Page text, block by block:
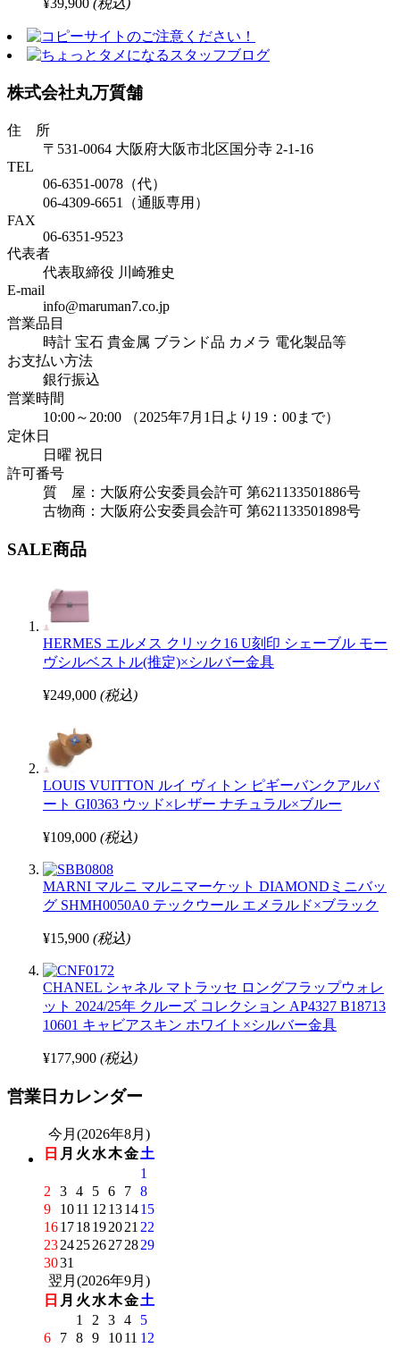
株式会社丸万質舗
住 所
〒531-0064 大阪府大阪市北区国分寺 2-1-16
TEL
06-6351-0078（代）
06-4309-6651（通販専用）
FAX
06-6351-9523
代表者
代表取締役 川崎雅史
E-mail
info@maruman7.co.jp
営業品目
時計 宝石 貴金属 ブランド品 カメラ 電化製品等
お支払い方法
銀行振込
営業時間
10:00～20:00 （2025年7月1日より19：00まで）
定休日
日曜 祝日
許可番号
質 屋：大阪府公安委員会許可 第621133501886号
古物商：大阪府公安委員会許可 第621133501898号
SALE商品
HERMES エルメス クリック16 U刻印 シェーブル モー
ヴシルベストル(推定)×シルバー金具
¥249,000 (税込)
LOUIS VUITTON ルイ ヴィトン ピギーバンクアルバ
ート GI0363 ウッド×レザー ナチュラル×ブルー
¥109,000 (税込)
MARNI マルニ マルニマーケット DIAMONDミニバッ
グ SHMH0050A0 テックウール エメラルド×ブラック
¥15,900 (税込)
CHANEL シャネル マトラッセ ロングフラップウォレ
ット 2024/25年 クルーズ コレクション AP4327 B18713
10601 キャビアスキン ホワイト×シルバー金具
¥177,900 (税込)
営業日カレンダー
今月(2026年8月)
日 月 火 水木金土
1
2
3 4 5 6 7 8
9
1011 12 131415
161718192021 22
23242526272829
3031
翌月(2026年9月)
日 月 火 水木金土
1
2 3 4
5
6
7 8 9 1011 12